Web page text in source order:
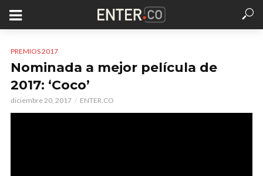
PREMIOS 2017
Nominada a mejor película de
2017: ‘Coco’
diciembre 20, 2017 ENTER.CO